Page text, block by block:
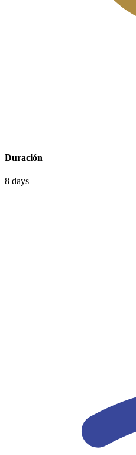
Duración
8 days